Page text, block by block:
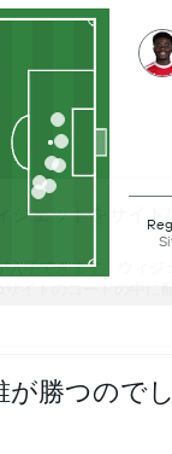
が勝つので
ェットをサイト
手できます。ウィジ